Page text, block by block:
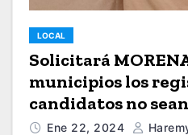
LOCAL
Solicitará
municipios los
candidatos no
Ene 22, 2024